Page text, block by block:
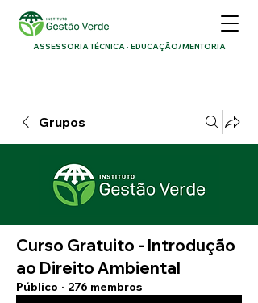
ASSESSORIA TÉCNICA · EDUCAÇÃO/MENTORIA
Grupos
Curso Gratuito - Introdução
ao Direito Ambiental
Público · 276 membros